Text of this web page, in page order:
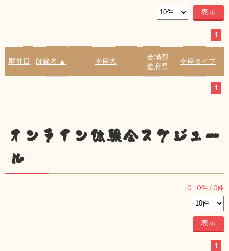
1
開催日 師範名 ▲ 幸座名
会場都
道府県
幸座タイプ
1
オンライン体験会スケジュー
ル
0 - 0件 /0件
1